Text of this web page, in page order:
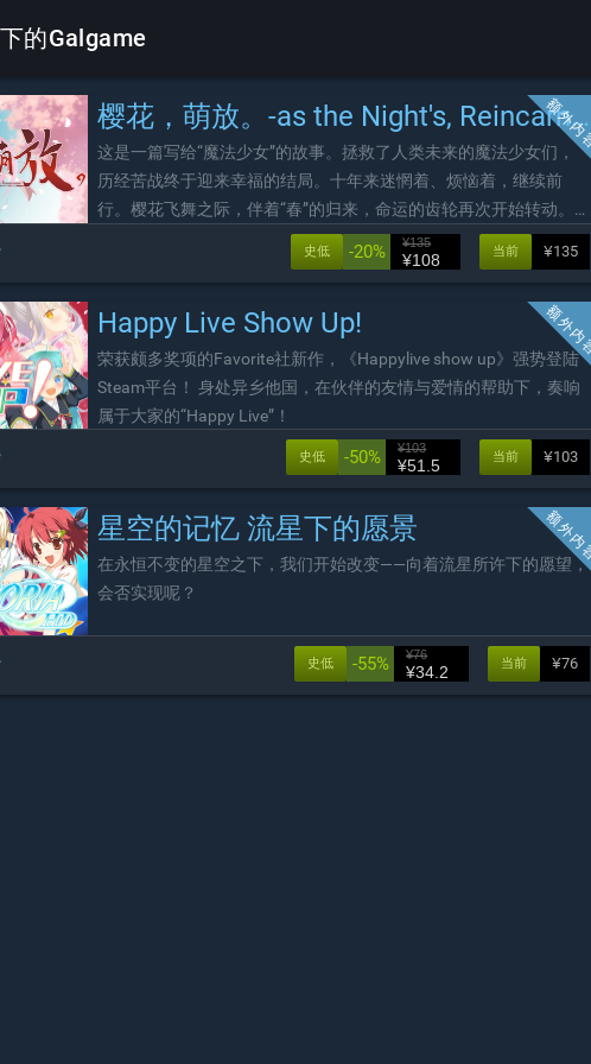
的Galgame
樱花，萌放。-as the Night's, Reincarnation-
这是一篇写给“魔法少女”的故事。拯救了人类未来的魔法少女们，
历经苦战终于迎来幸福的结局。十年来迷惘着、烦恼着，继续前
行。樱花飞舞之际，伴着“春”的归来，命运的齿轮再次开始转动。
这是一篇并非为“魔法少女”而写的故事。我们的魔法，是不输给任
何人的“想象力”。这一篇交织着他们愿望、幸福、离别与救赎的童
¥135
当前
-20% ¥135
¥108
史低
Happy Live Show Up!
荣获颇多奖项的Favorite社新作，《Happylive show up》强势登陆
Steam平台！ 身处异乡他国，在伙伴的友情与爱情的帮助下，奏响
属于大家的“Happy Live”！
¥103
当前
-50% ¥103
¥51.5
史低
星空的记忆 流星下的愿景
在永恒不变的星空之下，我们开始改变——向着流星所许下的愿望，
会否实现呢？
¥76
当前
-55% ¥76
¥34.2
史低